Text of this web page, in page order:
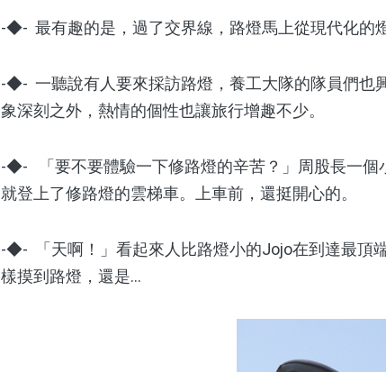
-◆- 最有趣的是，過了交界線，路燈馬上從現代化的
-◆- 一聽說有人要來採訪路燈，養工大隊的隊員們也
象深刻之外，熱情的個性也讓旅行增趣不少。
-◆- 「要不要體驗一下修路燈的辛苦？」周股長一個
就登上了修路燈的雲梯車。上車前，還挺開心的。
-◆- 「天啊！」看起來人比路燈小的Jojo在到達最頂
樣摸到路燈，還是...